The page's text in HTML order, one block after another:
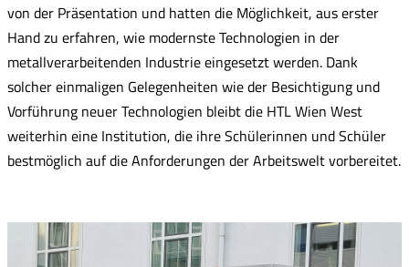
von der Präsentation und hatten die Möglichkeit, aus erster
Hand zu erfahren, wie modernste Technologien in der
metallverarbeitenden Industrie eingesetzt werden. Dank
solcher einmaligen Gelegenheiten wie der Besichtigung und
Vorführung neuer Technologien bleibt die HTL Wien West
weiterhin eine Institution, die ihre Schülerinnen und Schüler
bestmöglich auf die Anforderungen der Arbeitswelt vorbereitet.